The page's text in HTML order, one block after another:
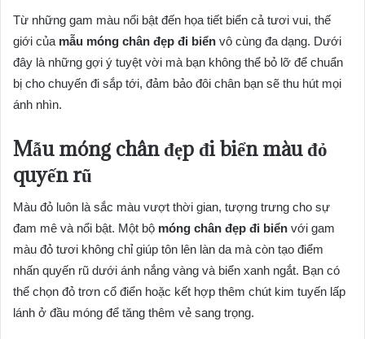
Từ những gam màu nổi bật đến họa tiết biển cả tươi vui, thế
giới của mẫu móng chân đẹp đi biển vô cùng đa dạng. Dưới
đây là những gợi ý tuyệt vời mà bạn không thể bỏ lỡ để chuẩn
bị cho chuyến đi sắp tới, đảm bảo đôi chân bạn sẽ thu hút mọi
ánh nhìn.
Mẫu móng chân đẹp đi biển màu đỏ
quyến rũ
Màu đỏ luôn là sắc màu vượt thời gian, tượng trưng cho sự
đam mê và nổi bật. Một bộ móng chân đẹp đi biển với gam
màu đỏ tươi không chỉ giúp tôn lên làn da mà còn tạo điểm
nhấn quyến rũ dưới ánh nắng vàng và biển xanh ngắt. Bạn có
thể chọn đỏ trơn cổ điển hoặc kết hợp thêm chút kim tuyến lấp
lánh ở đầu móng để tăng thêm vẻ sang trọng.